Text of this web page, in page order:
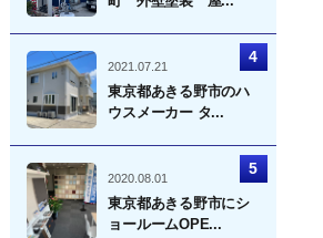
2021.07.21
東京都あきる野市のハ
ウスメーカー タ...
2020.08.01
東京都あきる野市にシ
ョールームOPE...